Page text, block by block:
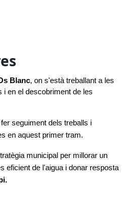
Blanc, on s'està treballant a les
en el descobriment de les
seguiment dels treballs i
en aquest primer tram.
eficient de l'aigua i donar resposta